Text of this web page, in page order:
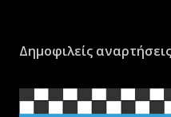
Δημοφιλείς